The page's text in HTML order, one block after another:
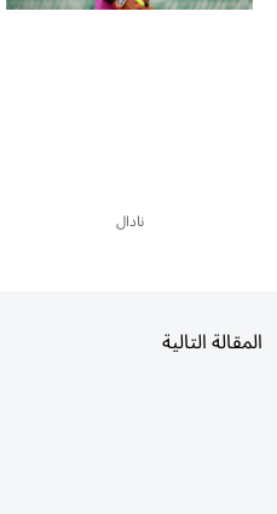
نادال
المقالة التالية